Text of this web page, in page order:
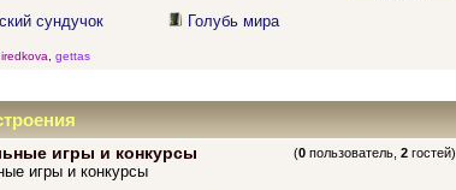
сундучок Голубь мира
iredkova gettas
игры и конкурсы (0 пользователь,2 гостей)
игры и конкурсы